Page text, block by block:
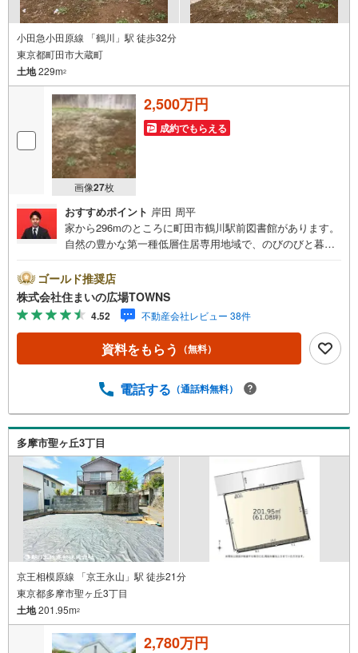
小田急小田原線 「鶴川」駅 徒歩32分
東京都町田市大蔵町
土地229m2
画像27枚
2,500万円
成約でもらえる
おすすめポイント 岸田 周平
家から296mのところに町田市鶴川駅前図書館があります。
自然の豊かな第一種低層住居専用地域で、のびのびと暮ら
おり、戸建てをお考えの方におすすめです。土地購入をお
考えの方におすすめなのがこちらの売地。土地面積は229平
米（公簿）となっております。【年中無休/9:00～21:00】
人気物件は特にお問い合わせが集中するため、お早めにお
電話下さい。「室内・現地を見学する」ボタンよりご予約
頂くとご見学がスムーズです。■その他、各種ご相談も承っ
レーション■住まいの広場TOWNSからお客様へ経験豊富な
て頂きます！ /他社様掲載物件も併せてご紹介可能ですので
お気軽にお問い合わせ下さい♪駐車場もございますので、
お車でのお越しも大歓迎です！
ゴールド推奨店
株式会社住まいの広場TOWNS
4.52 不動産会社レビュー 38件
資料をもらう （無料）
電話する （通話料無料）
多摩市聖ヶ丘3丁目
京王相模原線 「京王永山」駅 徒歩21分
東京都多摩市聖ヶ丘3丁目
土地201.95m2
2,780万円